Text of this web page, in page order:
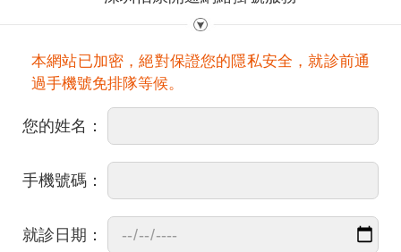
本網站已加密，絕對保證您的隱私安全，就診前通
過手機號免排隊等候。
您的姓名：
手機號碼：
就診日期：